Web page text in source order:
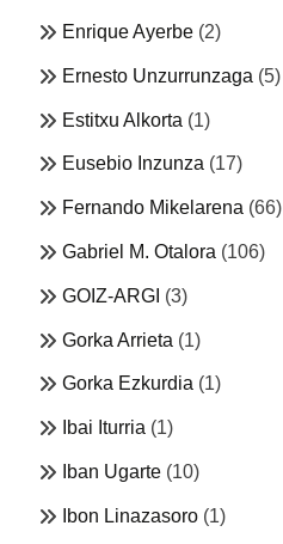
Enrique Ayerbe (2)
Ernesto Unzurrunzaga (5)
Estitxu Alkorta (1)
Eusebio Inzunza (17)
Fernando Mikelarena (66)
Gabriel M. Otalora (106)
GOIZ-ARGI (3)
Gorka Arrieta (1)
Gorka Ezkurdia (1)
Ibai Iturria (1)
Iban Ugarte (10)
Ibon Linazasoro (1)